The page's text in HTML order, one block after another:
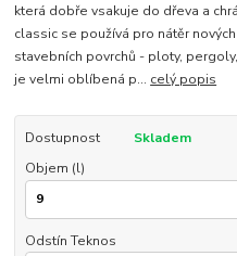
která dobře vsakuje do dřeva a
classic se používá pro nátěr
stavebních povrchů - ploty,
je velmi oblíbená p... celý popis
Dostupnost
Skladem
Objem (l)
Odstín Teknos